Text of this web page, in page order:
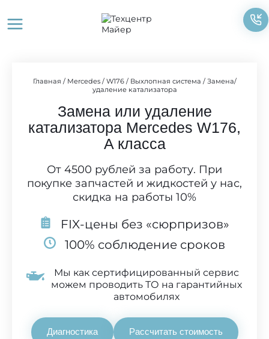
содержимому
Главная / Mercedes/ W176/ Выхлопная система / Замена/
удаление катализатора
Замена или удаление
катализатора Mercedes W176,
A класса
От 4500 рублей за работу. При
покупке запчастей и жидкостей у нас,
скидка на работы 10%
FIX-цены без «сюрпризов»
100% соблюдение сроков
Мы как сертифицированный сервис
можем проводить ТО на гарантийных
автомобилях
Диагностика Рассчитать стоимость